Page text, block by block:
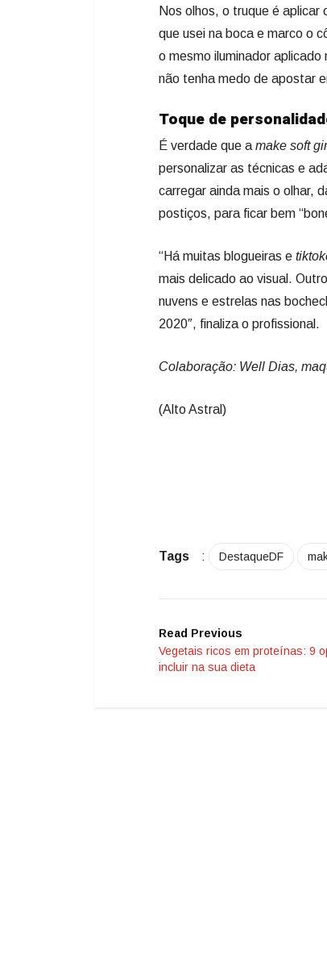
Nos olhos, o truque é aplicar
que usei na boca e marco o
o mesmo iluminador
não tenha medo de apostar
Toque de
É verdade que a make soft
personalizar as técnicas e
carregar ainda mais o olhar,
postiços, para ficar bem
“Há muitas blogueiras e
mais delicado ao visual.
nuvens e estrelas nas
2020″, finaliza o profissional.
Colaboração: Well Dias,
(Alto Astral)
Tags : DestaqueDF
Read Previous
Vegetais ricos em proteínas: 9
incluir na sua dieta